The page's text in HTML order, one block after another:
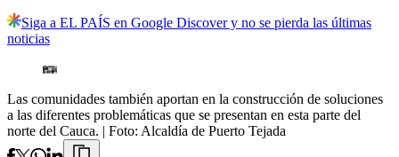
Siga a EL PAÍS en Google Discover y no se pierda las últimas
noticias
Las comunidades también aportan en la construcción de soluciones
a las diferentes problemáticas que se presentan en esta parte del
norte del Cauca. | Foto: Alcaldía de Puerto Tejada